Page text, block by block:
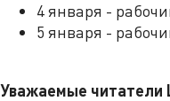
4 января -
5 января -
Уважаемые читатели